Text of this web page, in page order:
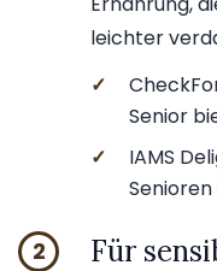
leichter
✓
Senior
✓
IAMS
2 Für